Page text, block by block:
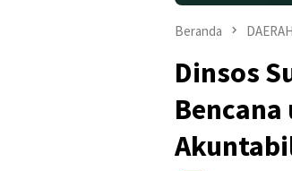
Beranda DAERAH
Dinsos